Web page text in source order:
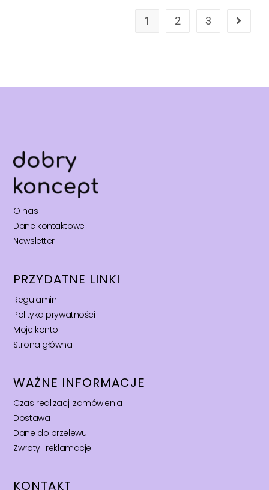
1 2 3
O nas
Dane kontaktowe
Newsletter
PRZYDATNE LINKI
Regulamin
Polityka prywatności
Moje konto
Strona główna
WAŻNE INFORMACJE
Czas realizacji zamówienia
Dostawa
Dane do przelewu
Zwroty i reklamacje
KONTAKT